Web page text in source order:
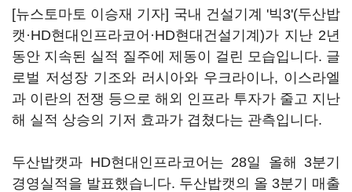
[뉴스토마토 이승재 기자] 국내 건설기계 '빅3'(두산밥
캣·HD현대인프라코어·HD현대건설기계)가 지난 2년
동안 지속된 실적 질주에 제동이 걸린 모습입니다. 글
로벌 저성장 기조와 러시아와 우크라이나, 이스라엘
과 이란의 전쟁 등으로 해외 인프라 투자가 줄고 지난
해 실적 상승의 기저 효과가 겹쳤다는 관측입니다.
두산밥캣과 HD현대인프라코어는 28일 올해 3분기
경영실적을 발표했습니다. 두산밥캣의 올 3분기 매출